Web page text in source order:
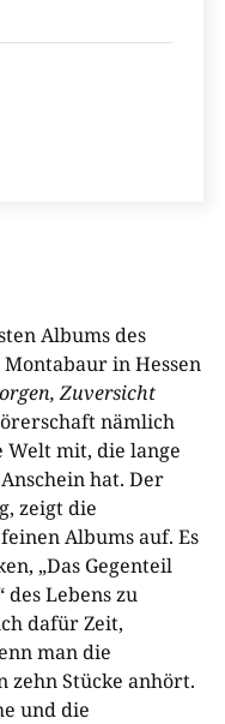
Albums des
in Hessen
Zuversicht
nämlich
Welt mit, die lange
hat. Der
zeigt die
Albums auf. Es
„Das Gegenteil
des Lebens zu
dafür Zeit,
man die
Stücke anhört.
und die